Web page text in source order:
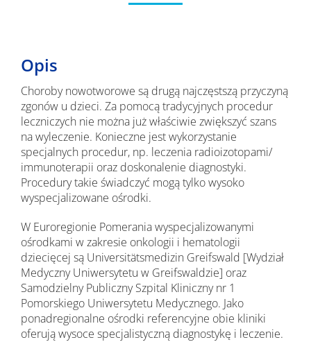
Opis
Choroby nowotworowe są drugą najczęstszą przyczyną
zgonów u dzieci. Za pomocą tradycyjnych procedur
leczniczych nie można już właściwie zwiększyć szans
na wyleczenie. Konieczne jest wykorzystanie
specjalnych procedur, np. leczenia radioizotopami/
immunoterapii oraz doskonalenie diagnostyki.
Procedury takie świadczyć mogą tylko wysoko
wyspecjalizowane ośrodki.
W Euroregionie Pomerania wyspecjalizowanymi
ośrodkami w zakresie onkologii i hematologii
dziecięcej są Universitätsmedizin Greifswald [Wydział
Medyczny Uniwersytetu w Greifswaldzie] oraz
Samodzielny Publiczny Szpital Kliniczny nr 1
Pomorskiego Uniwersytetu Medycznego. Jako
ponadregionalne ośrodki referencyjne obie kliniki
oferują wysoce specjalistyczną diagnostykę i leczenie.